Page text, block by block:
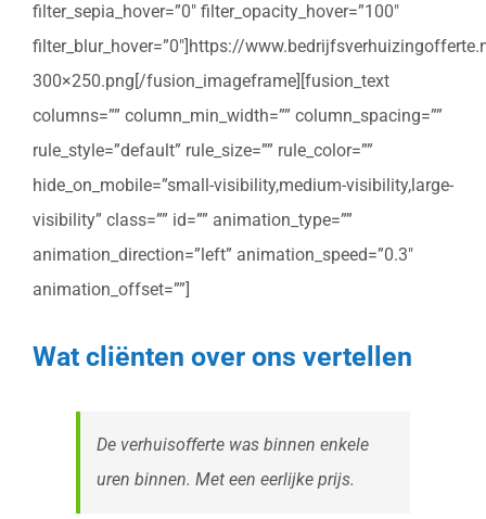
filter_sepia_hover=”0″ filter_opacity_hover=”100″
filter_blur_hover=”0″]https://
300×250.png[/fusion_imageframe][fusion_text
columns=”” column_min_width=”” column_spacing=””
rule_style=”default” rule_size=”” rule_color=””
hide_on_mobile=”small-visibility,medium-visibility,large-
visibility” class=”” id=”” animation_type=””
animation_direction=”left” animation_speed=”0.3″
animation_offset=””]
Wat cliënten over ons vertellen
De verhuisofferte was binnen enkele
uren binnen. Met een eerlijke prijs.